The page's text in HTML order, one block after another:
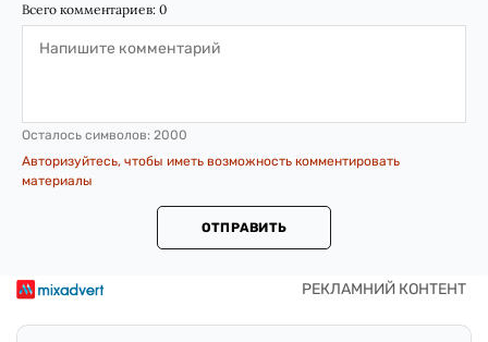
Всего комментариев: 0
Осталось символов: 2000
Авторизуйтесь, чтобы иметь возможность комментировать
материалы
ОТПРАВИТЬ